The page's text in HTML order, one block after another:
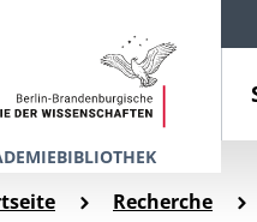
Recherche